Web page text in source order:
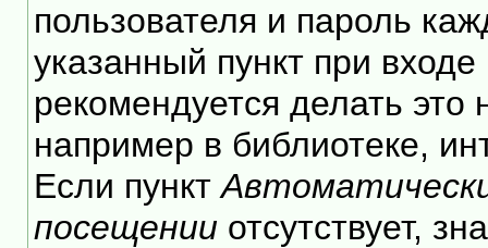
пользователя и пароль
указанный пункт при
рекомендуется делать
например в библиотеке,
Если пункт
посещении отсутствует,